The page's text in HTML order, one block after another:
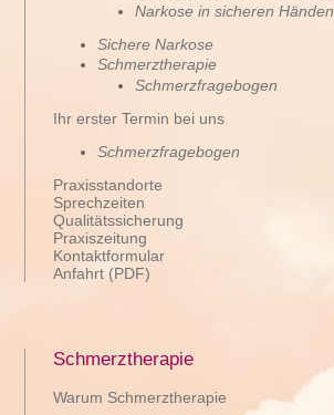
Narkose in sicheren Händen
Sichere Narkose
Schmerztherapie
Schmerzfragebogen
Ihr erster Termin bei uns
Schmerzfragebogen
Praxisstandorte
Sprechzeiten
Qualitätssicherung
Praxiszeitung
Kontaktformular
Anfahrt (PDF)
Schmerztherapie
Warum Schmerztherapie